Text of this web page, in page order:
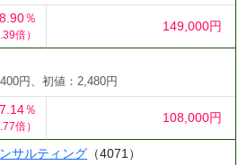
％
倍）
149,000円
円、初値：2,480円
％
倍）
108,000円
サルティング （4071）